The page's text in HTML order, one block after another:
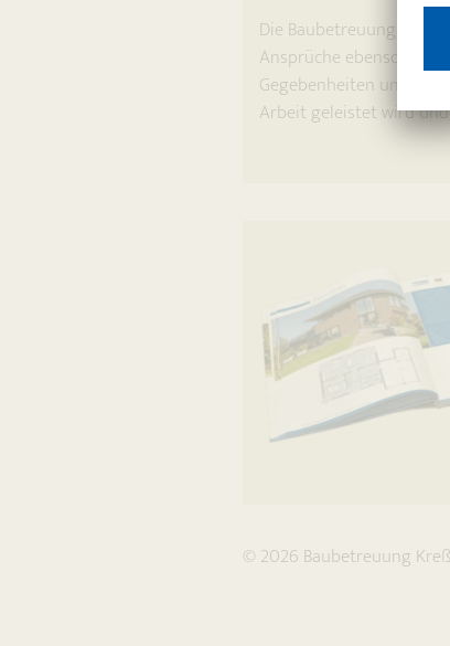
Die Baubetreuung Kreß
Ansprüche ebenso
Gegebenheiten und
Arbeit geleistet wird
© 2026 Baubetreuung Kreß